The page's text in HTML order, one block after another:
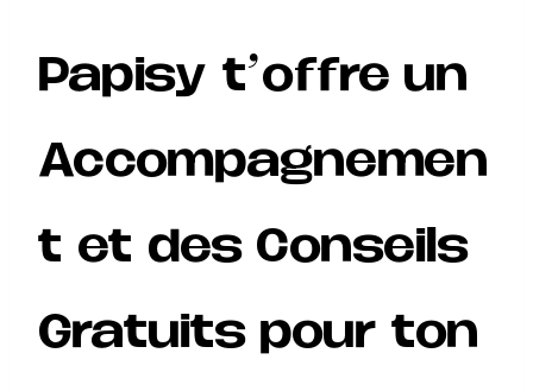
Papisy t’offre un
Accompagnemen
t et des Conseils
Gratuits pour ton